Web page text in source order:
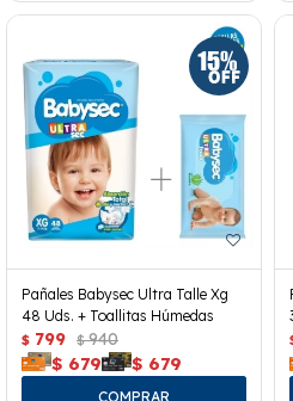
Pañales Babysec Ultra Talle Xg
48 Uds. + Toallitas Húmedas
$ 799 $ 940
$ 679 $ 679